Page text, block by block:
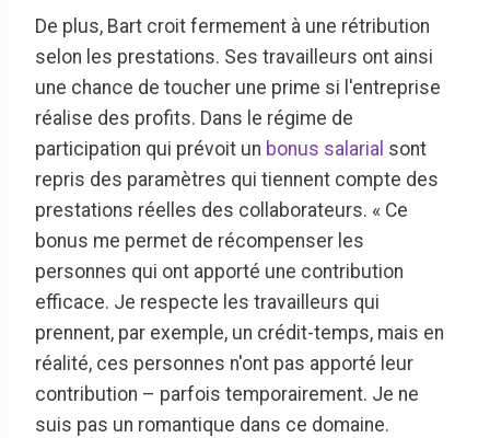
De plus, Bart croit fermement à une rétribution
selon les prestations. Ses travailleurs ont ainsi
une chance de toucher une prime si l'entreprise
réalise des profits. Dans le régime de
participation qui prévoit un bonus salarial sont
repris des paramètres qui tiennent compte des
prestations réelles des collaborateurs. « Ce
bonus me permet de récompenser les
personnes qui ont apporté une contribution
efficace. Je respecte les travailleurs qui
prennent, par exemple, un crédit-temps, mais en
réalité, ces personnes n'ont pas apporté leur
contribution – parfois temporairement. Je ne
suis pas un romantique dans ce domaine.